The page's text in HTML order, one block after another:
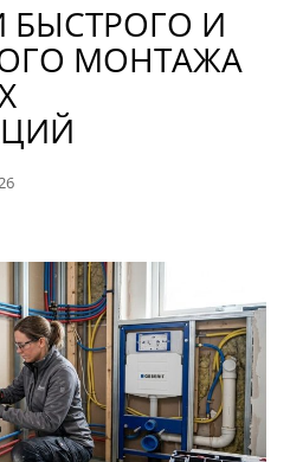
БЫСТРОГО И
МОНТАЖА